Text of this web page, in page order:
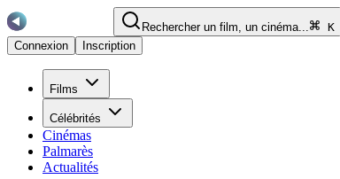
Rechercher un film, un cinéma...
K
Connexion
Inscription
Films
Célébrités
Cinémas
Palmarès
Actualités